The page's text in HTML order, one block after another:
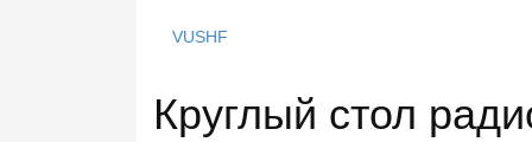
VUSHF
Круглый стол